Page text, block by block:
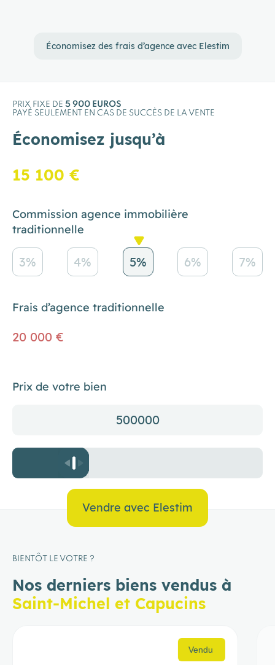
Économisez des frais d’agence avec Elestim
PRIX FIXE DE 5 900 EUROS
PAYÉ SEULEMENT EN CAS DE SUCCÈS DE LA VENTE
Économisez jusqu’à
15 100 €
Commission agence immobilière
traditionnelle
3% 4% 5% 6% 7%
Frais d’agence traditionnelle
20 000 €
Prix de votre bien
500000
Vendre avec Elestim
BIENTÔT LE VOTRE ?
Nos derniers biens vendus à
Saint-Michel et Capucins